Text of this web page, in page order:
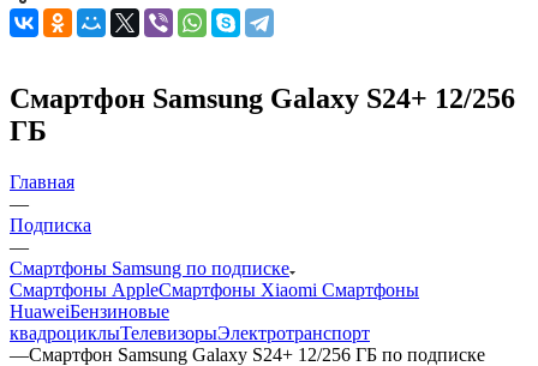
Смартфон Samsung Galaxy S24+ 12/256
ГБ
Главная
—
Подписка
—
Смартфоны Samsung по подписке
Смартфоны AppleСмартфоны Xiaomi Смартфоны
HuaweiБензиновые
квадроциклыТелевизорыЭлектротранспорт
—Смартфон Samsung Galaxy S24+ 12/256 ГБ по подписке